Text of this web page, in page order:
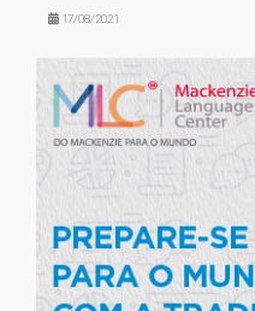
17/08/2021